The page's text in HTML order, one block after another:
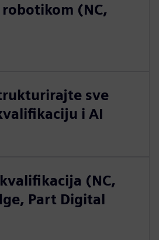
(NC,
sve
i AI
(NC,
Part Digital